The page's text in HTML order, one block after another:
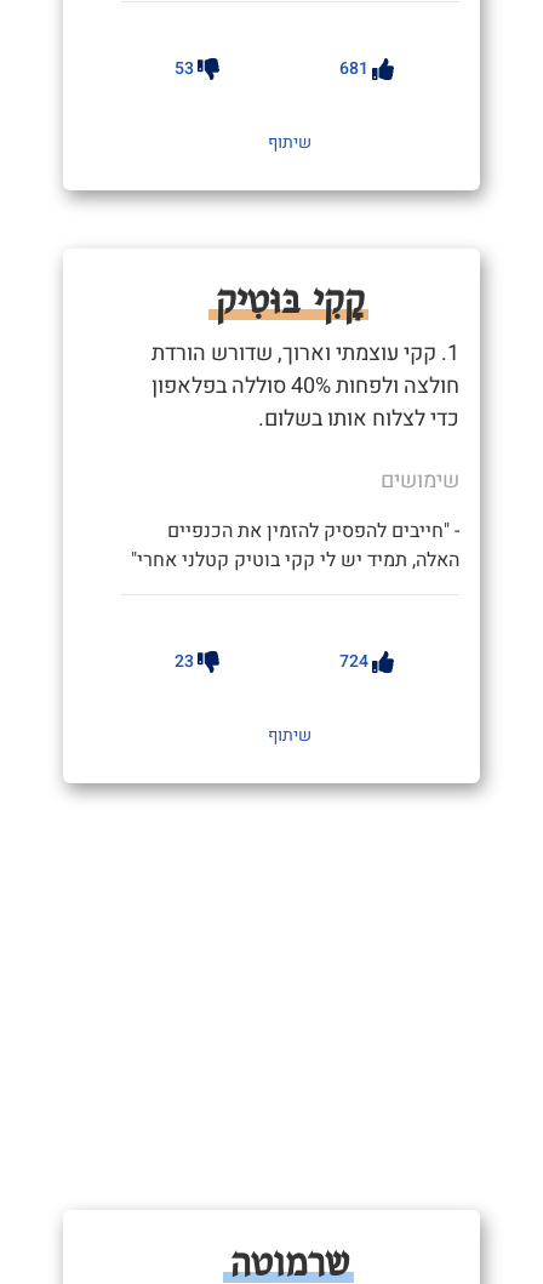
681
53
שיתוף
קָקִי בּוּטִיק
1. קקי עוצמתי וארוך, שדורש הורדת
חולצה ולפחות 40% סוללה בפלאפון
כדי לצלוח אותו בשלום.
שימושים
- "חייבים להפסיק להזמין את הכנפיים
האלה, תמיד יש לי קקי בוטיק קטלני אחרי"
724
23
שיתוף
שרמוטה